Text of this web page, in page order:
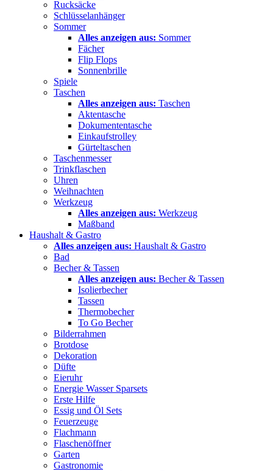
Rucksäcke
Schlüsselanhänger
Sommer
Alles anzeigen aus: Sommer
Fächer
Flip Flops
Sonnenbrille
Spiele
Taschen
Alles anzeigen aus: Taschen
Aktentasche
Dokumententasche
Einkaufstrolley
Gürteltaschen
Taschenmesser
Trinkflaschen
Uhren
Weihnachten
Werkzeug
Alles anzeigen aus: Werkzeug
Maßband
Haushalt & Gastro
Alles anzeigen aus: Haushalt & Gastro
Bad
Becher & Tassen
Alles anzeigen aus: Becher & Tassen
Isolierbecher
Tassen
Thermobecher
To Go Becher
Bilderrahmen
Brotdose
Dekoration
Düfte
Eieruhr
Energie Wasser Sparsets
Erste Hilfe
Essig und Öl Sets
Feuerzeuge
Flachmann
Flaschenöffner
Garten
Gastronomie